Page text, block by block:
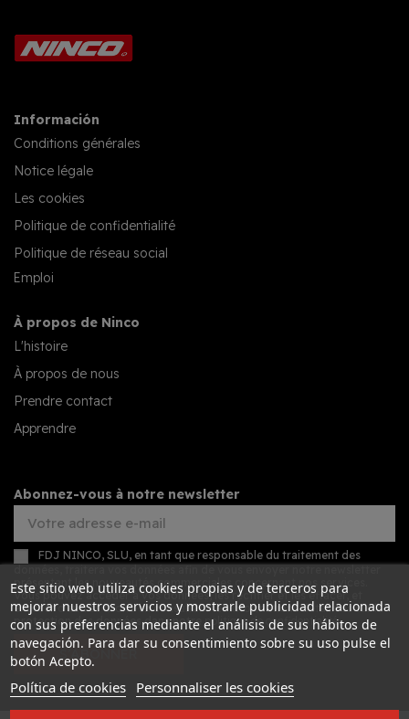
Información
Conditions générales
Notice légale
Les cookies
Politique de confidentialité
Politique de réseau social
Emploi
À propos de Ninco
L'histoire
À propos de nous
Prendre contact
Apprendre
Abonnez-vous à notre newsletter
FDJ NINCO, SLU, en tant que responsable du traitement des
présentant les nouveautés commerciales concernant nos services.
Vous pouvez accéder à vos données, les rectifier et les effacer, et
exercer d'autres droits en consultant les informations détaillées sur la
protection des données dans notre politique de confidentialité.
S’ABONNER
Este sitio web utiliza cookies propias y de terceros para
mejorar nuestros servicios y mostrarle publicidad relacionada
con sus preferencias mediante el análisis de sus hábitos de
navegación. Para dar su consentimiento sobre su uso pulse el
botón Acepto.
Política de cookies Personnaliser les cookies